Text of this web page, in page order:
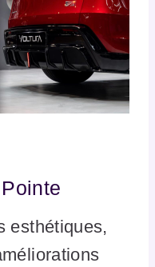
esthétiques,